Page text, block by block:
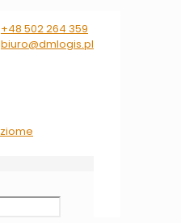
+48 502 264 359
biuro@dmlogis.pl